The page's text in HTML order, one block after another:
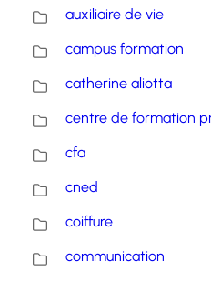
auxiliaire de vie
campus formation
catherine aliotta
centre de formation
cfa
cned
coiffure
communication